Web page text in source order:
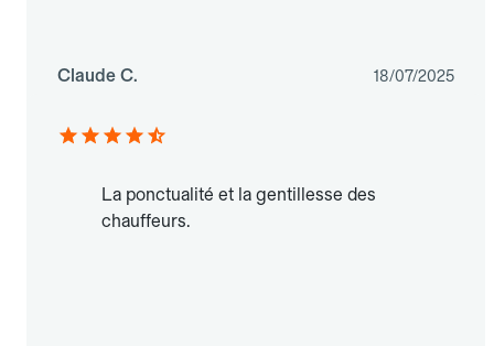
Claude C. 18/07/2025
La ponctualité et la gentillesse des
chauffeurs.